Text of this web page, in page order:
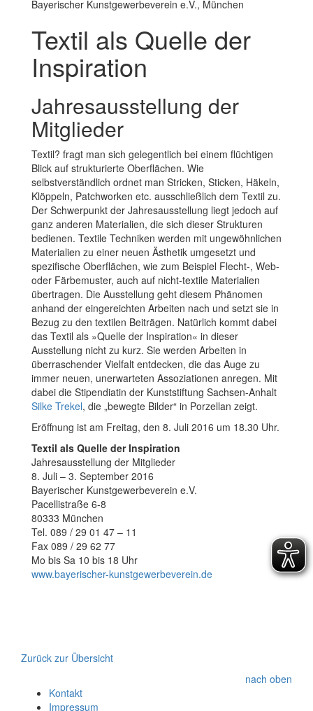
Bayerischer Kunstgewerbeverein e.V., München
Textil als Quelle der
Inspiration
Jahresausstellung der
Mitglieder
Textil? fragt man sich gelegentlich bei einem flüchtigen
Blick auf strukturierte Oberflächen. Wie
selbstverständlich ordnet man Stricken, Sticken, Häkeln,
Klöppeln, Patchworken etc. ausschließlich dem Textil zu.
Der Schwerpunkt der Jahresausstellung liegt jedoch auf
ganz anderen Materialien, die sich dieser Strukturen
bedienen. Textile Techniken werden mit ungewöhnlichen
Materialien zu einer neuen Ästhetik umgesetzt und
spezifische Oberflächen, wie zum Beispiel Flecht-, Web-
oder Färbemuster, auch auf nicht-textile Materialien
übertragen. Die Ausstellung geht diesem Phänomen
anhand der eingereichten Arbeiten nach und setzt sie in
Bezug zu den textilen Beiträgen. Natürlich kommt dabei
das Textil als »Quelle der Inspiration« in dieser
Ausstellung nicht zu kurz. Sie werden Arbeiten in
überraschender Vielfalt entdecken, die das Auge zu
immer neuen, unerwarteten Assoziationen anregen. Mit
dabei die Stipendiatin der Kunststiftung Sachsen-Anhalt
Silke Trekel, die „bewegte Bilder“ in Porzellan zeigt.
Eröffnung ist am Freitag, den 8. Juli 2016 um 18.30 Uhr.
Textil als Quelle der Inspiration
Jahresausstellung der Mitglieder
8. Juli – 3. September 2016
Bayerischer Kunstgewerbeverein e.V.
Pacellistraße 6-8
80333 München
Tel. 089 / 29 01 47 – 11
Fax 089 / 29 62 77
Mo bis Sa 10 bis 18 Uhr
www.bayerischer-kunstgewerbeverein.de
Zurück zur Übersicht
nach oben
Kontakt
Impressum